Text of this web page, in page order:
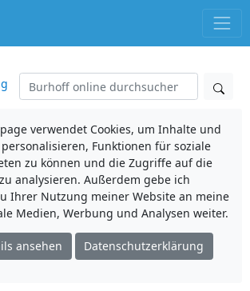
verwendet Cookies, um Inhalte und
Funktionen für soziale
zu können und die Zugriffe auf die
analysieren. Außerdem gebe ich
Ihrer Nutzung meiner Website an meine
Medien, Werbung und Analysen weiter.
ansehen Datenschutzerklärung